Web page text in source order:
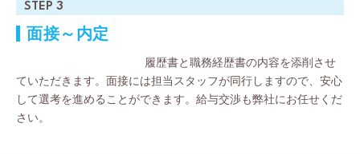
STEP 3
面接～内定
履歴書と職務経歴書の内容を添削させ
ていただきます。面接には担当スタッフが同行しますので、安心
して選考を進めることができます。給与交渉も弊社にお任せくだ
さい。